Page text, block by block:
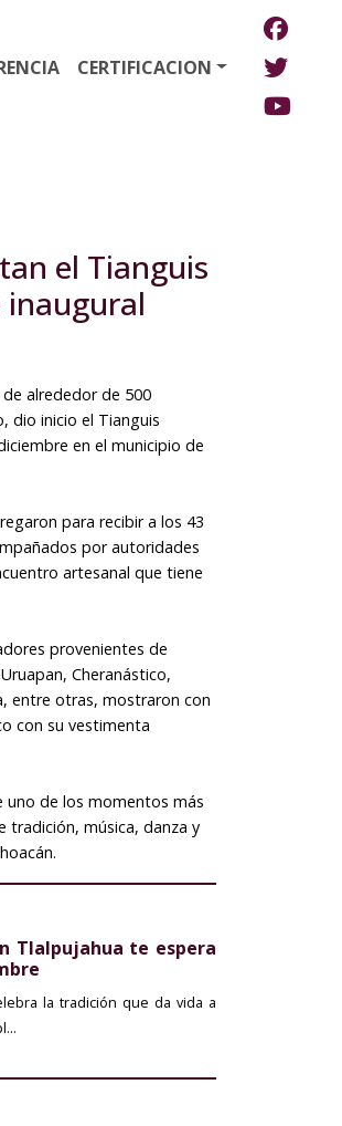
CERTIFICACION
el Tianguis
inaugural
alrededor de 500
dio inicio el Tianguis
en el municipio de
para recibir a los 43
por autoridades
artesanal que tiene
provenientes de
Cheranástico,
entre otras, mostraron con
con su vestimenta
uno de los momentos más
tradición, música, danza y
Tlalpujahua te espera
la tradición que da vida a